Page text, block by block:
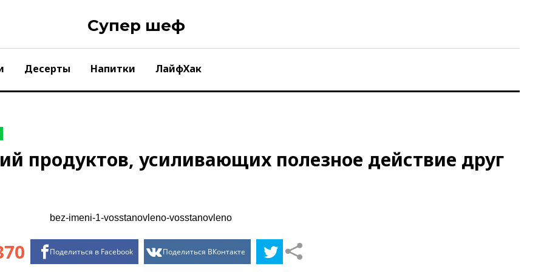
Супер шеф
Десерты Напитки ЛайфХак
продуктов, усиливающих полезное действие друг
Поделиться в Facebook Поделиться ВКонтакте